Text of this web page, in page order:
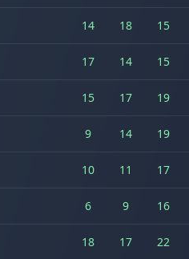
14 18 15
17 14 15
15 17 19
9 14 19
10 11 17
6 9 16
18 17 22